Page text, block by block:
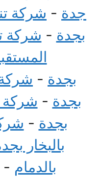
جدة - شركة
بجدة - شركة
بجدة -
بجدة -
بجدة -
بالبخار
بالدمام -